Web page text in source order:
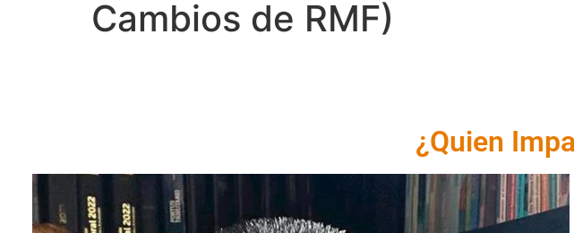
Cambios de RMF)
¿Quien